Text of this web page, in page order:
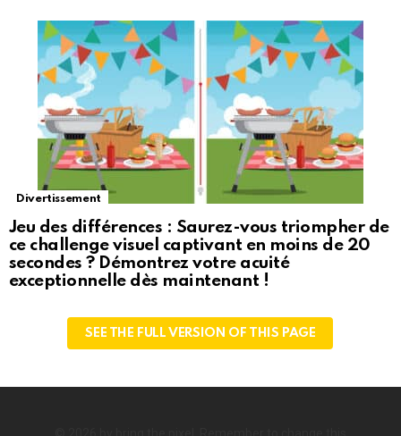
Divertissement
Jeu des différences : Saurez-vous triompher de
ce challenge visuel captivant en moins de 20
secondes ? Démontrez votre acuité
exceptionnelle dès maintenant !
SEE THE FULL VERSION OF THIS PAGE